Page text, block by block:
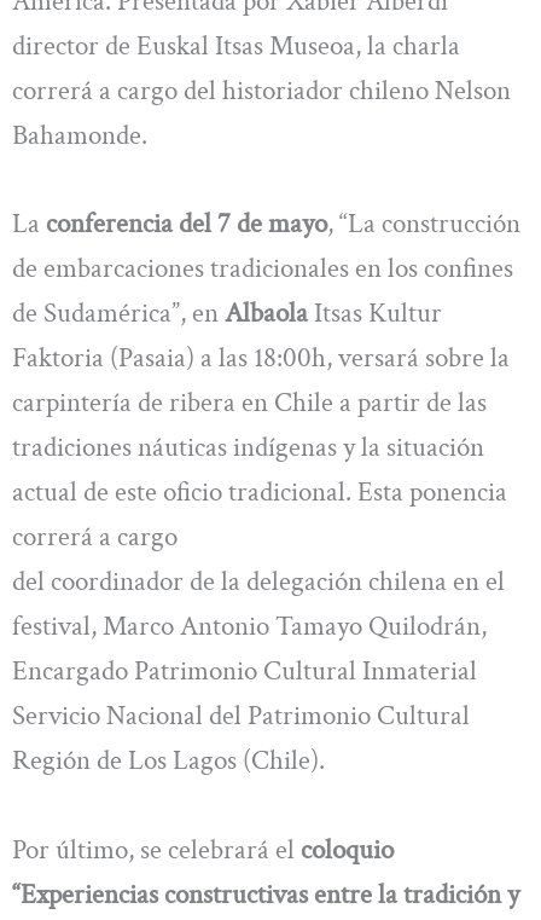
director de Euskal Itsas Museoa, la charla
correrá a cargo del historiador chileno Nelson
Bahamonde.
La conferencia del 7 de mayo, “La construcción
de embarcaciones tradicionales en los confines
de Sudamérica”, enAlbaolaItsas Kultur
Faktoria (Pasaia) a las 18:00h, versará sobre la
carpintería de ribera en Chile a partir de las
tradiciones náuticas indígenas y la situación
actual de este oficio tradicional. Esta ponencia
correrá a cargo
del coordinador de la delegación chilena en el
festival, Marco Antonio Tamayo Quilodrán,
Encargado Patrimonio Cultural Inmaterial
Servicio Nacional del Patrimonio Cultural
Región de Los Lagos (Chile).
Por último, se celebrará el coloquio
“Experiencias constructivas entre la tradición y